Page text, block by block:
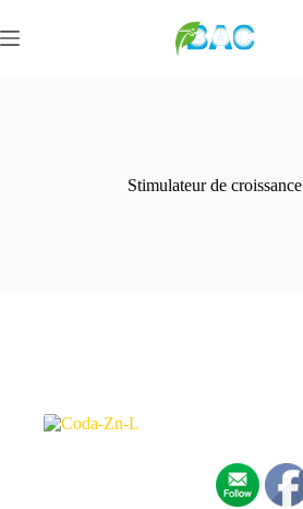
au
contenu
Stimulateur de croissance